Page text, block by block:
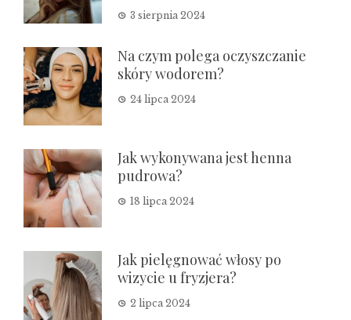
3 sierpnia 2024
Na czym polega oczyszczanie
skóry wodorem?
24 lipca 2024
Jak wykonywana jest henna
pudrowa?
18 lipca 2024
Jak pielęgnować włosy po
wizycie u fryzjera?
2 lipca 2024